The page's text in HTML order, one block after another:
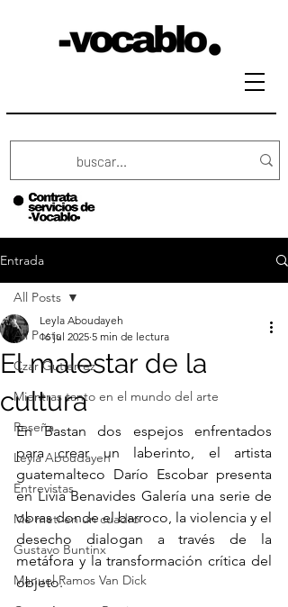
Entrada
All Posts
Czar Gutierrez
Mientras tanto en el mundo del arte
Reseña
Leyla Aboudayeh
Entrevistas
Me metí en un cuadro
Gustavo Buntinx
Manuel Ramos Van Dick
All Posts
El malestar de la
cultura
Leyla Aboudayeh
16 jul 2025 5 min de lectura
En Bastan dos espejos enfrentados
para crear un laberinto, el artista
guatemalteco Darío Escobar presenta
en Livia Benavides Galería una serie de
obras donde el barroco, la violencia y el
desecho dialogan a través de la
metáfora y la transformación crítica del
objeto.